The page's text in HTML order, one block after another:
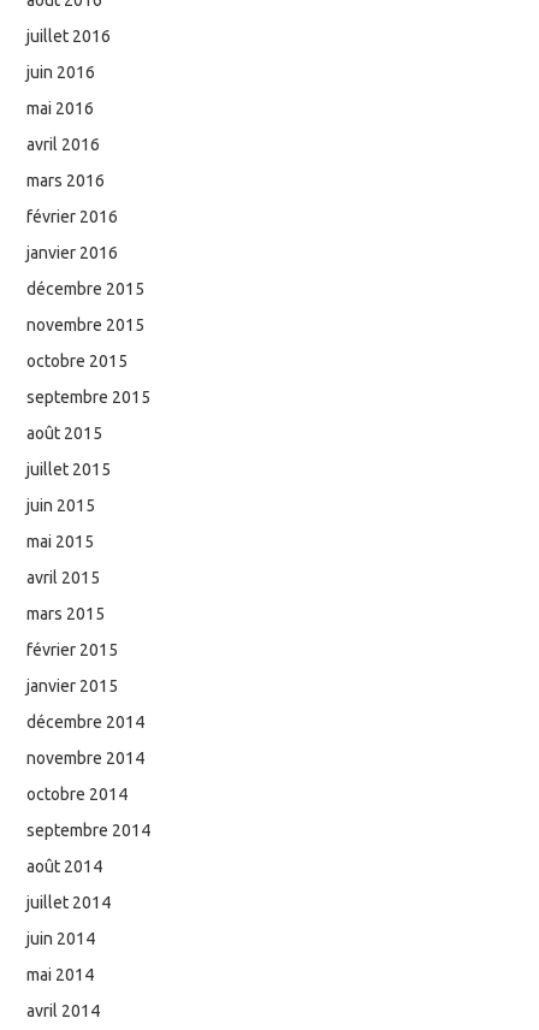
juillet 2016
juin 2016
mai 2016
avril 2016
mars 2016
février 2016
janvier 2016
décembre 2015
novembre 2015
octobre 2015
septembre 2015
août 2015
juillet 2015
juin 2015
mai 2015
avril 2015
mars 2015
février 2015
janvier 2015
décembre 2014
novembre 2014
octobre 2014
septembre 2014
août 2014
juillet 2014
juin 2014
mai 2014
avril 2014